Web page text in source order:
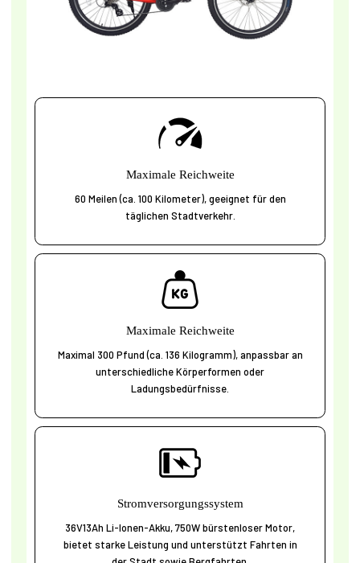
Maximale Reichweite
60 Meilen (ca. 100 Kilometer), geeignet für den
täglichen Stadtverkehr.
Maximale Reichweite
Maximal 300 Pfund (ca. 136 Kilogramm), anpassbar an
unterschiedliche Körperformen oder
Ladungsbedürfnisse.
Stromversorgungssystem
36V13Ah Li-Ionen-Akku, 750W bürstenloser Motor,
bietet starke Leistung und unterstützt Fahrten in